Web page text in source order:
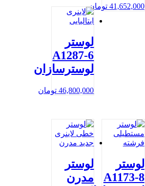
41,652,000 تومان
لوستر
A1287-6
لوسترسازان
46,800,000 تومان
لوستر
A1173-8
لوستر
مدرن